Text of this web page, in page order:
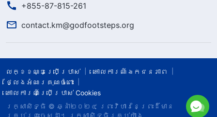
+855-87-815-261
contact.km@godfootsteps.org
លក្ខខណ្ឌ​ប្រើប្រាស់​
គោលការណ៍ឯកជនភាព
ថ្លែងអំណរគុណចំពោះ
គោលការណ៍ប្រើប្រាស់ Cookies
រក្សាសិទ្ធិ © ឆ្នាំ២០២៤ ព្រះ​វិហារនៃព្រះដ៏មាន
គ្រប់ព្រះចេស្ដា។
រក្សាសិទ្ធិគ្រប់យ៉ាង